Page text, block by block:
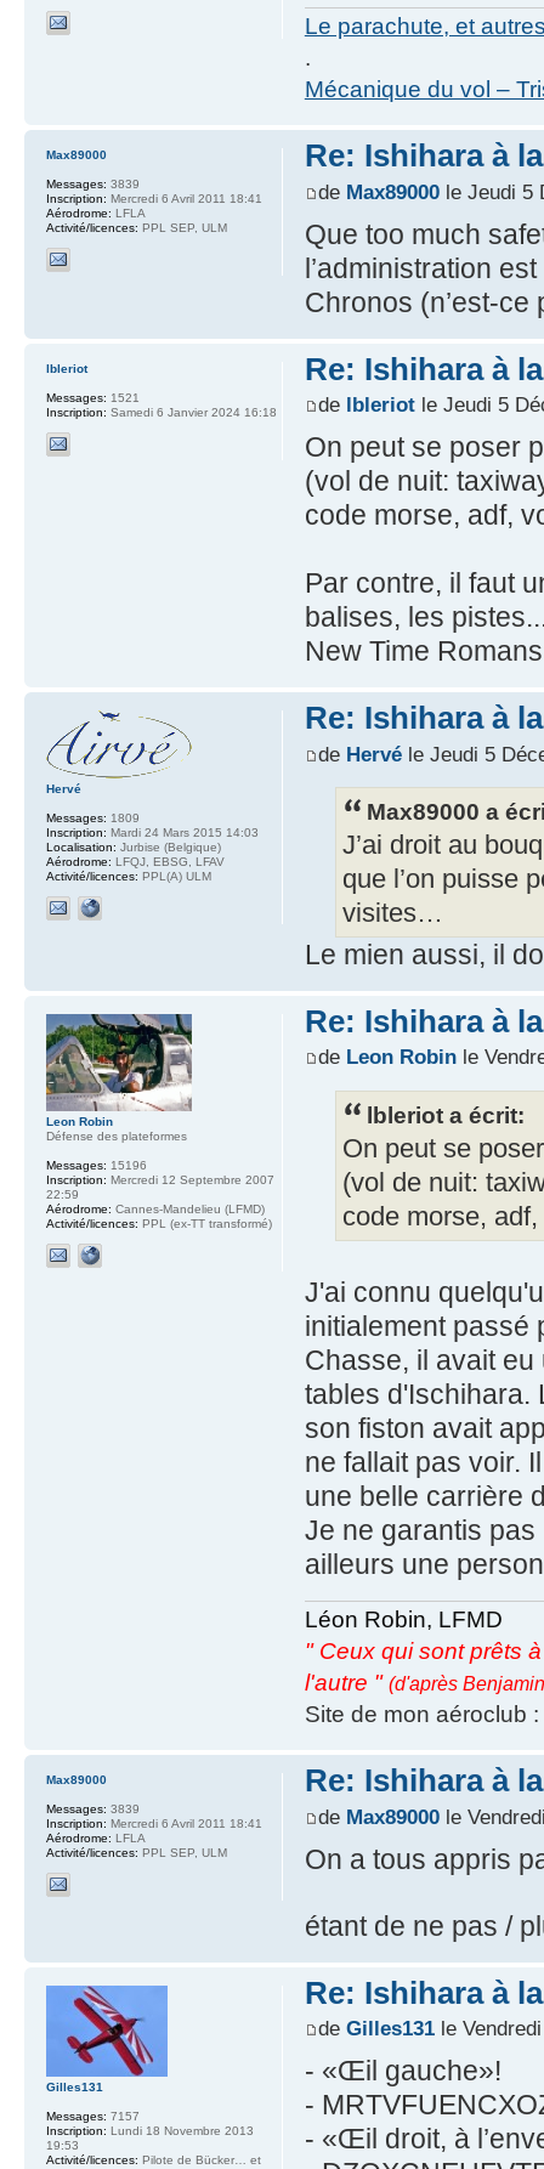
Le parachute, et
.
Mécanique du vol –
Re: Ishihara à
de Max89000le Jeudi 5
Que too much
l’administration
Chronos (n’est-ce
Max89000
Messages: 3839
Inscription: Mercredi 6 Avril 2011 18:41
Aérodrome: LFLA
Activité/licences: PPL SEP, ULM
Re: Ishihara à
de lbleriotle Jeudi 5
On peut se poser
(vol de nuit:
code morse, adf,
Par contre, il faut
balises, les
New Time
lbleriot
Messages: 1521
Inscription: Samedi 6 Janvier 2024 16:18
Re: Ishihara à
de Hervéle Jeudi 5
Max89000 a
J’ai droit au
que l’on puisse
visites…
Le mien aussi, il
Hervé
Messages: 1809
Inscription: Mardi 24 Mars 2015 14:03
Localisation: Jurbise (Belgique)
Aérodrome: LFQJ, EBSG, LFAV
Activité/licences: PPL(A) ULM
Re: Ishihara à
de Leon Robinle
lbleriot a écrit:
On peut se
(vol de nuit:
code morse,
J'ai connu
initialement passé
Chasse, il avait
tables d'Ischihara.
son fiston avait
ne fallait pas voir.
une belle carrière
Je ne garantis
ailleurs une
Léon Robin, LFMD
" Ceux qui sont prêts
l'autre " (d'après
Site de mon aéroclub :
Leon Robin
Défense des plateformes
Messages: 15196
Inscription: Mercredi 12 Septembre 2007
22:59
Aérodrome: Cannes-Mandelieu (LFMD)
Activité/licences: PPL (ex-TT transformé)
Re: Ishihara à
de Max89000le
On a tous appris
étant de ne pas /
Max89000
Messages: 3839
Inscription: Mercredi 6 Avril 2011 18:41
Aérodrome: LFLA
Activité/licences: PPL SEP, ULM
Re: Ishihara à
de Gilles131le Vendredi
- «Œil gauche»!
-
- «Œil droit, à
Gilles131
Messages: 7157
Inscription: Lundi 18 Novembre 2013
19:53
Activité/licences: Pilote de Bücker… et